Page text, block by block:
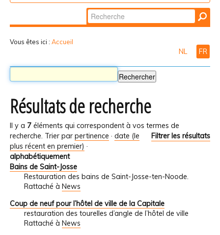
Chercher par
Recherche
Vous êtes ici : Accueil
NL FR
Résultats de recherche
Il y a 7 éléments qui correspondent à vos termes de
recherche.
Filtrer les résultats
Trier par pertinence · date (le
plus récent en premier) ·
alphabétiquement
Bains de Saint-Josse
Restauration des bains de Saint-Josse-ten-Noode.
Rattaché à News
Coup de neuf pour l’hôtel de ville de la Capitale
restauration des tourelles d’angle de l’hôtel de ville
Rattaché à News